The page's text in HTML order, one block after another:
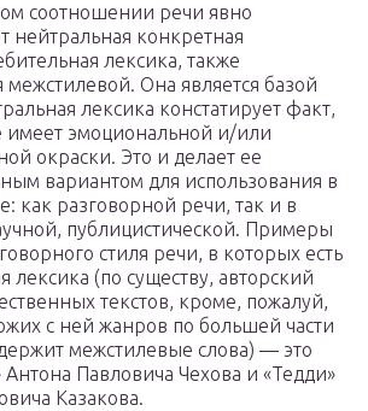
соотношении речи явно
нейтральная конкретная
лексика, также
межстилевой. Она является базой
лексика констатирует факт,
имеет эмоциональной и/или
окраски. Это и делает ее
вариантом для использования в
как разговорной речи, так и в
публицистической. Примеры
стиля речи, в которых есть
лексика (по существу, авторский
текстов, кроме, пожалуй,
с ней жанров по большей части
межстилевые слова) — это
Павловича Чехова и «Тедди»
Казакова.